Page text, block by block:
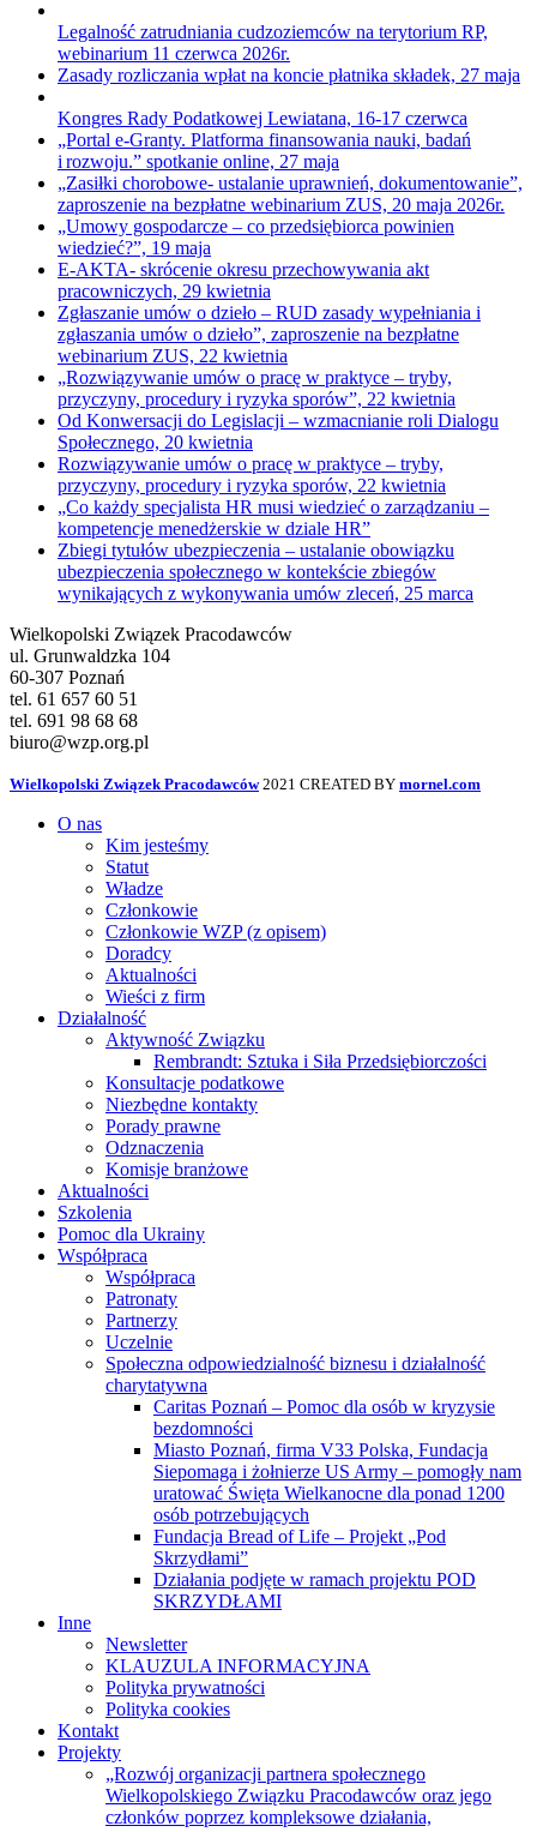
Legalność zatrudniania cudzoziemców na terytorium RP,
webinarium 11 czerwca 2026r.
Zasady rozliczania wpłat na koncie płatnika składek, 27 maja
Kongres Rady Podatkowej Lewiatana, 16-17 czerwca
„Portal e-Granty. Platforma finansowania nauki, badań
i rozwoju.” spotkanie online, 27 maja
„Zasiłki chorobowe- ustalanie uprawnień, dokumentowanie”,
zaproszenie na bezpłatne webinarium ZUS, 20 maja 2026r.
„Umowy gospodarcze – co przedsiębiorca powinien
wiedzieć?”, 19 maja
E-AKTA- skrócenie okresu przechowywania akt
pracowniczych, 29 kwietnia
Zgłaszanie umów o dzieło – RUD zasady wypełniania i
zgłaszania umów o dzieło”, zaproszenie na bezpłatne
webinarium ZUS, 22 kwietnia
„Rozwiązywanie umów o pracę w praktyce – tryby,
przyczyny, procedury i ryzyka sporów”, 22 kwietnia
Od Konwersacji do Legislacji – wzmacnianie roli Dialogu
Społecznego, 20 kwietnia
Rozwiązywanie umów o pracę w praktyce – tryby,
przyczyny, procedury i ryzyka sporów, 22 kwietnia
„Co każdy specjalista HR musi wiedzieć o zarządzaniu –
kompetencje menedżerskie w dziale HR”
Zbiegi tytułów ubezpieczenia – ustalanie obowiązku
ubezpieczenia społecznego w kontekście zbiegów
wynikających z wykonywania umów zleceń, 25 marca
Wielkopolski Związek Pracodawców
ul. Grunwaldzka 104
60-307 Poznań
tel. 61 657 60 51
tel. 691 98 68 68
biuro@wzp.org.pl
Wielkopolski Związek Pracodawców 2021 CREATED BY mornel.com
O nas
Kim jesteśmy
Statut
Władze
Członkowie
Członkowie WZP (z opisem)
Doradcy
Aktualności
Wieści z firm
Działalność
Aktywność Związku
Rembrandt: Sztuka i Siła Przedsiębiorczości
Konsultacje podatkowe
Niezbędne kontakty
Porady prawne
Odznaczenia
Komisje branżowe
Aktualności
Szkolenia
Pomoc dla Ukrainy
Współpraca
Współpraca
Patronaty
Partnerzy
Uczelnie
Społeczna odpowiedzialność biznesu i działalność
charytatywna
Caritas Poznań – Pomoc dla osób w kryzysie
bezdomności
Miasto Poznań, firma V33 Polska, Fundacja
Siepomaga i żołnierze US Army – pomogły nam
uratować Święta Wielkanocne dla ponad 1200
osób potrzebujących
Fundacja Bread of Life – Projekt „Pod
Skrzydłami”
Działania podjęte w ramach projektu POD
SKRZYDŁAMI
Inne
Newsletter
KLAUZULA INFORMACYJNA
Polityka prywatności
Polityka cookies
Kontakt
Projekty
„Rozwój organizacji partnera społecznego
Wielkopolskiego Związku Pracodawców oraz jego
członków poprzez kompleksowe działania,